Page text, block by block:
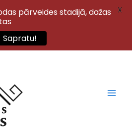
pārveides stadijā, dažas
Sapratu!
X